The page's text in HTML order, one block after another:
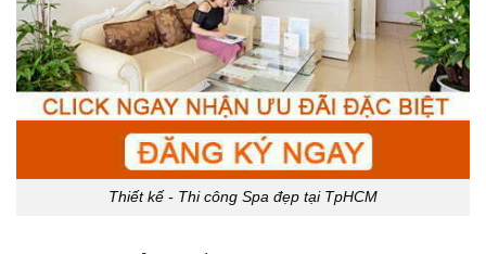
Thiết kế - Thi công Spa đẹp tại TpHCM